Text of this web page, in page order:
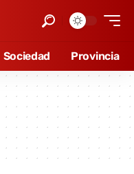
Sociedad Provincia